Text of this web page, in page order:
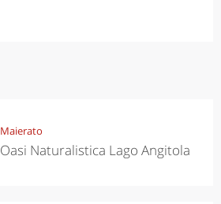
Maierato
Oasi Naturalistica Lago Angitola